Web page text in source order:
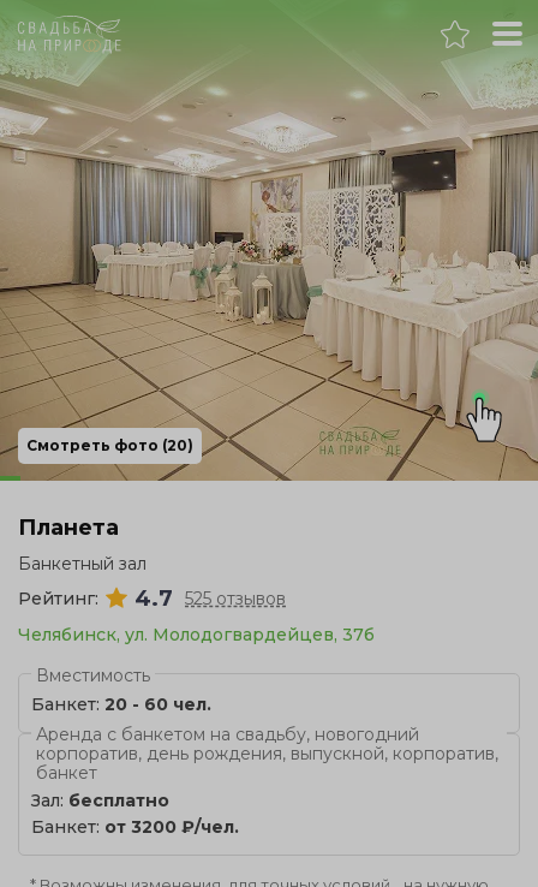
Челябинск
Банкет
Свадьба
День рождения
Выпускной
Корпоратив
Смотреть фото (20)
Планета
Банкетный зал
Рейтинг:
4.7
525 отзывов
Челябинск, ул. Молодогвардейцев, 37б
Вместимость
Банкет: 20 - 60 чел.
Аренда с банкетом на свадьбу, новогодний
корпоратив, день рождения, выпускной, корпоратив,
банкет
Зал: бесплатно
Банкет: от 3200 ₽/чел.